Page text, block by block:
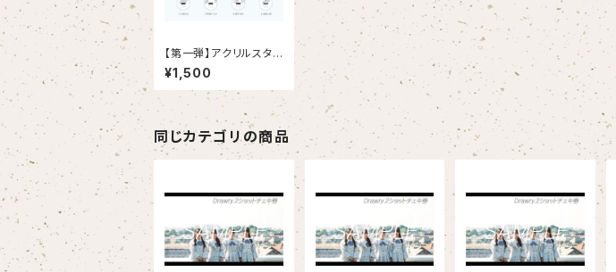
【第一弾】アクリルスタン
ド
¥1,500
同じカテゴリの商品